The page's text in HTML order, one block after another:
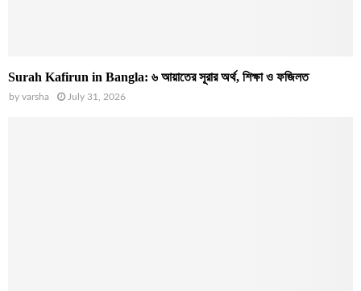
Surah Kafirun in Bangla: ৬ আয়াতের সূরার অর্থ, শিক্ষা ও ফজিলত
by varsha July 31, 2026